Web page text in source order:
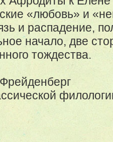
«любовь» и
и распадение,
начало, две
тождества.